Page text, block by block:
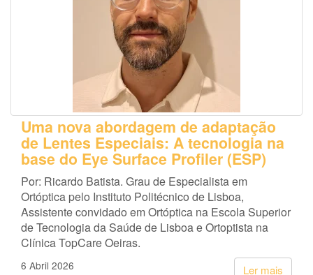
Uma nova abordagem de adaptação
de Lentes Especiais: A tecnologia na
base do Eye Surface Profiler (ESP)
Por: Ricardo Batista. Grau de Especialista em
Ortóptica pelo Instituto Politécnico de Lisboa,
Assistente convidado em Ortóptica na Escola Superior
de Tecnologia da Saúde de Lisboa e Ortoptista na
Clínica TopCare Oeiras.
Ler mais
6 Abril 2026